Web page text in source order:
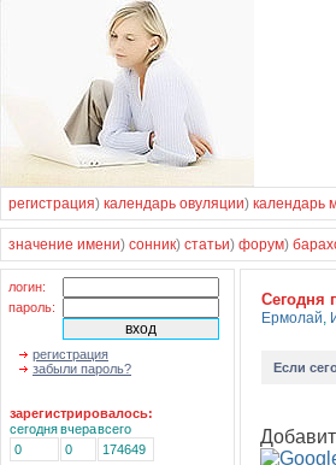
регистрация) календарь овуляции) календарь
значение имени) сонник) статьи) форум)
логин:
пароль:
регистрация
забыли пароль?
зарегистрировалось:
сегоднявчеравсего
0
0 174649
Cегодня
Ермолай,
Если